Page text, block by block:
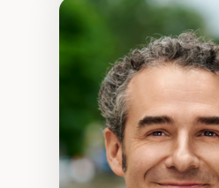
Économie circulaire
Modèles d’affaires
Histoire des faits
Gestion durable des
Écologie industrielle
Aménagement durable
Développement
Coopératives
Télétravail en milieu
Transition socio-